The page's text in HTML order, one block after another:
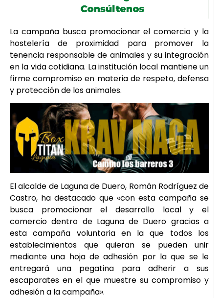
La campaña busca promocionar el comercio y la
hostelería de proximidad para promover la
tenencia responsable de animales y su integración
en la vida cotidiana. La institución local mantiene un
firme compromiso en materia de respeto, defensa
y protección de los animales.
El alcalde de Laguna de Duero, Román Rodríguez de
Castro, ha destacado que «con esta campaña se
busca promocionar el desarrollo local y el
comercio dentro de Laguna de Duero gracias a
esta campaña voluntaria en la que todos los
establecimientos que quieran se pueden unir
mediante una hoja de adhesión por la que se le
entregará una pegatina para adherir a sus
escaparates en el que muestre su compromiso y
adhesión a la campaña».